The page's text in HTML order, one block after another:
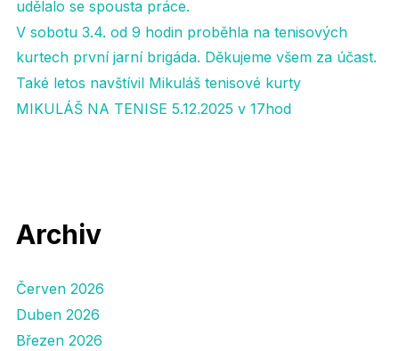
udělalo se spousta práce.
V sobotu 3.4. od 9 hodin proběhla na tenisových
kurtech první jarní brigáda. Děkujeme všem za účast.
Také letos navštívil Mikuláš tenisové kurty
MIKULÁŠ NA TENISE 5.12.2025 v 17hod
Archiv
Červen 2026
Duben 2026
Březen 2026